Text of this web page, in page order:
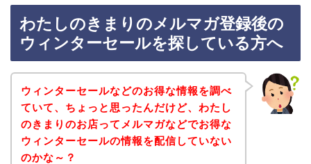
わたしのきまりのメルマガ登録後の
ウィンターセールを探している方へ
ウィンターセールなどのお得な情報を調べ
ていて、ちょっと思ったんだけど、わたし
のきまりのお店ってメルマガなどでお得な
ウィンターセールの情報を配信していない
のかな～？